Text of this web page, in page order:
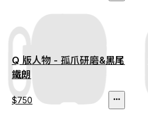
Q 版人物 - 孤爪研磨&黑尾
鐵朗
$750